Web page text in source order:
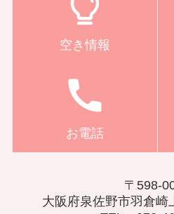
空き情報
お電話
〒598-
大阪府泉佐野市羽倉崎